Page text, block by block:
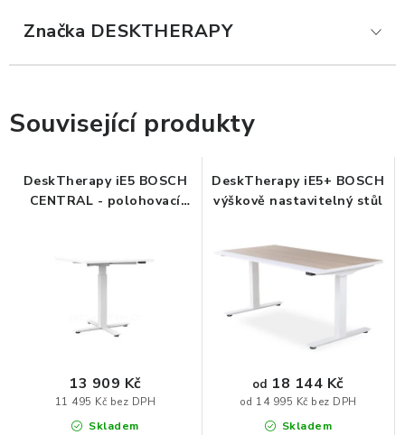
ERGONOMICKÉ KLÁVESNICE
VÝSUVY A DRŽÁKY NA KLÁVESNICI
DRŽÁKY LCD MONITORŮ A TV
STOJANY POD NOTEBOOK
ORGANIZACE KABELŮ
KANCELÁŘSKÉ POTŘEBY
Značka DESKTHERAPY
Související produkty
DeskTherapy iE5 BOSCH
CENTRAL - polohovací
Skladem
11 495 Kč bez DPH
13 909 Kč
DeskTherapy iE5+ BOSCH
výškově nastavitelný stůl
Skladem
od 14 995 Kč bez DPH
od 18 144 Kč